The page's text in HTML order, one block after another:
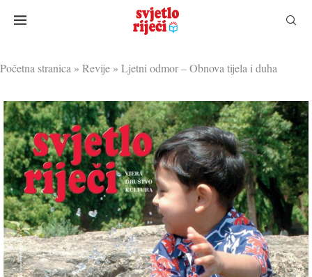
Početna stranica » Revije » Ljetni odmor – Obnova tijela i duha